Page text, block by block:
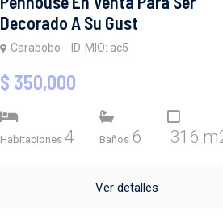
Decorado A Su Gust
Carabobo ID-MIO: ac5
$ 350,000
Habitaciones 4 Baños 6 316
Ver detalles